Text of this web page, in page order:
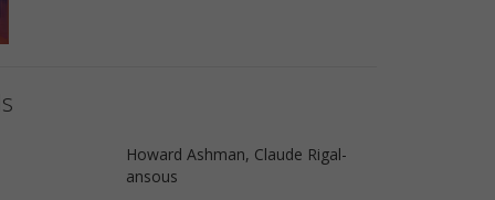
Howard Ashman, Claude Rigal-
ansous